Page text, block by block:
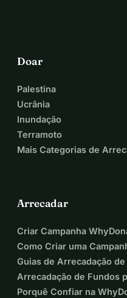
Doar
Palestina
Ucrânia
Inundação
Terramoto
Mais Categorias de
Arrecadar
Criar Campanha
Como Criar uma
Guias de Arrecadação
Arrecadação de Fundos
Porquê Confiar na